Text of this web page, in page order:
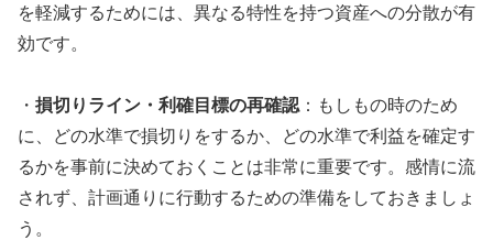
を軽減するためには、異なる特性を持つ資産への分散が有
効です。
・ 損切りライン・利確目標の再確認：もしもの時のため
に、どの水準で損切りをするか、どの水準で利益を確定す
るかを事前に決めておくことは非常に重要です。感情に流
されず、計画通りに行動するための準備をしておきましょ
う。